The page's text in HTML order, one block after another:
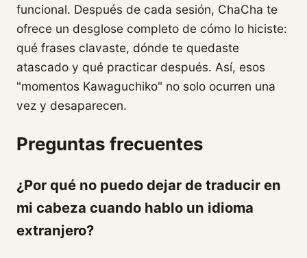
funcional. Después de cada sesión, ChaCha te
ofrece un desglose completo de cómo lo hiciste:
qué frases clavaste, dónde te quedaste
atascado y qué practicar después. Así, esos
"momentos Kawaguchiko" no solo ocurren una
vez y desaparecen.
Preguntas frecuentes
¿Por qué no puedo dejar de traducir en
mi cabeza cuando hablo un idioma
extranjero?